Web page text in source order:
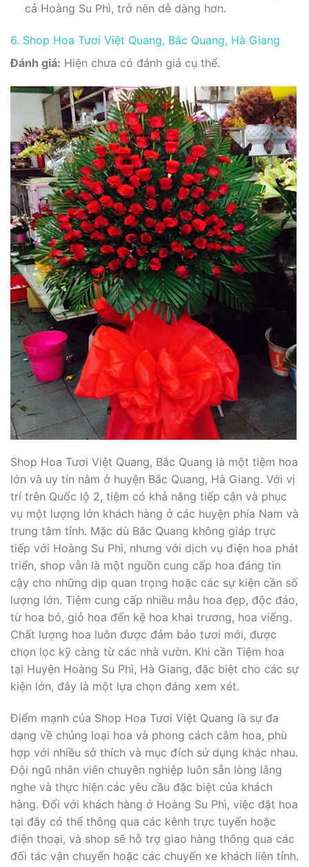
cả Hoàng Su Phì, trở nên dễ dàng hơn.
6. Shop Hoa Tươi Việt Quang, Bắc Quang, Hà Giang
Đánh giá: Hiện chưa có đánh giá cụ thể.
Shop Hoa Tươi Việt Quang, Bắc Quang là một tiệm hoa
lớn và uy tín nằm ở huyện Bắc Quang, Hà Giang. Với vị
trí trên Quốc lộ 2, tiệm có khả năng tiếp cận và phục
vụ một lượng lớn khách hàng ở các huyện phía Nam và
trung tâm tỉnh. Mặc dù Bắc Quang không giáp trực
tiếp với Hoàng Su Phì, nhưng với dịch vụ điện hoa phát
triển, shop vẫn là một nguồn cung cấp hoa đáng tin
cậy cho những dịp quan trọng hoặc các sự kiện cần số
lượng lớn. Tiệm cung cấp nhiều mẫu hoa đẹp, độc đáo,
từ hoa bó, giỏ hoa đến kệ hoa khai trương, hoa viếng.
Chất lượng hoa luôn được đảm bảo tươi mới, được
chọn lọc kỹ càng từ các nhà vườn. Khi cần Tiệm hoa
tại Huyện Hoàng Su Phì, Hà Giang, đặc biệt cho các sự
kiện lớn, đây là một lựa chọn đáng xem xét.
Điểm mạnh của Shop Hoa Tươi Việt Quang là sự đa
dạng về chủng loại hoa và phong cách cắm hoa, phù
hợp với nhiều sở thích và mục đích sử dụng khác nhau.
Đội ngũ nhân viên chuyên nghiệp luôn sẵn lòng lắng
nghe và thực hiện các yêu cầu đặc biệt của khách
hàng. Đối với khách hàng ở Hoàng Su Phì, việc đặt hoa
tại đây có thể thông qua các kênh trực tuyến hoặc
điện thoại, và shop sẽ hỗ trợ giao hàng thông qua các
đối tác vận chuyển hoặc các chuyến xe khách liên tỉnh.